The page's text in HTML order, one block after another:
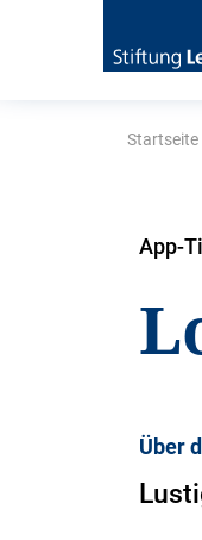
Startseite
App-
Über